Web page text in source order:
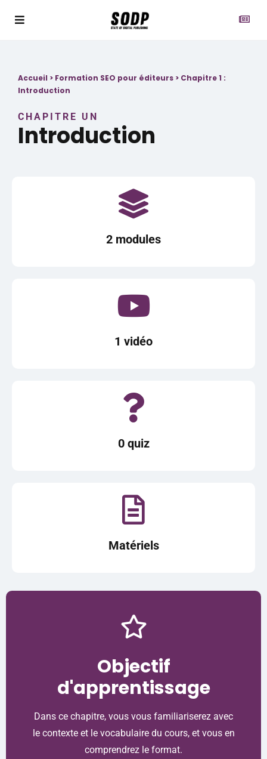
Accueil > Formation SEO pour éditeurs > Chapitre 1 :
Introduction
CHAPITRE UN
Introduction
2 modules
1 vidéo
0 quiz
Matériels
Objectif
d'apprentissage
Dans ce chapitre, vous vous familiariserez avec
le contexte et le vocabulaire du cours, et vous en
comprendrez le format.